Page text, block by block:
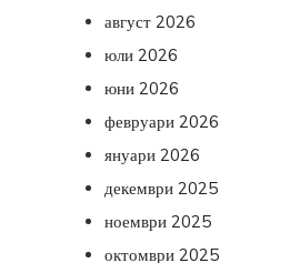
август 2026
юли 2026
юни 2026
февруари 2026
януари 2026
декември 2025
ноември 2025
октомври 2025